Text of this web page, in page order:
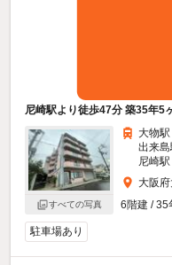
尼崎駅より徒歩47分 築35年5
すべての写真
大物
出来
尼崎
大阪
6階建 / 35
駐車場あり